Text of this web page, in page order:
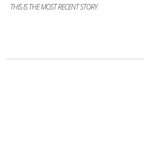
THIS IS THE MOST RECENT STORY.